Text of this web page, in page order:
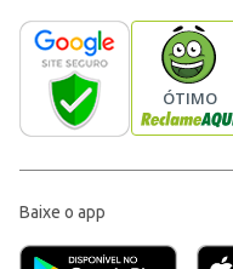
Baixe o app